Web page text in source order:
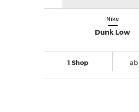
Nike
Dunk Low
1 Shop ab